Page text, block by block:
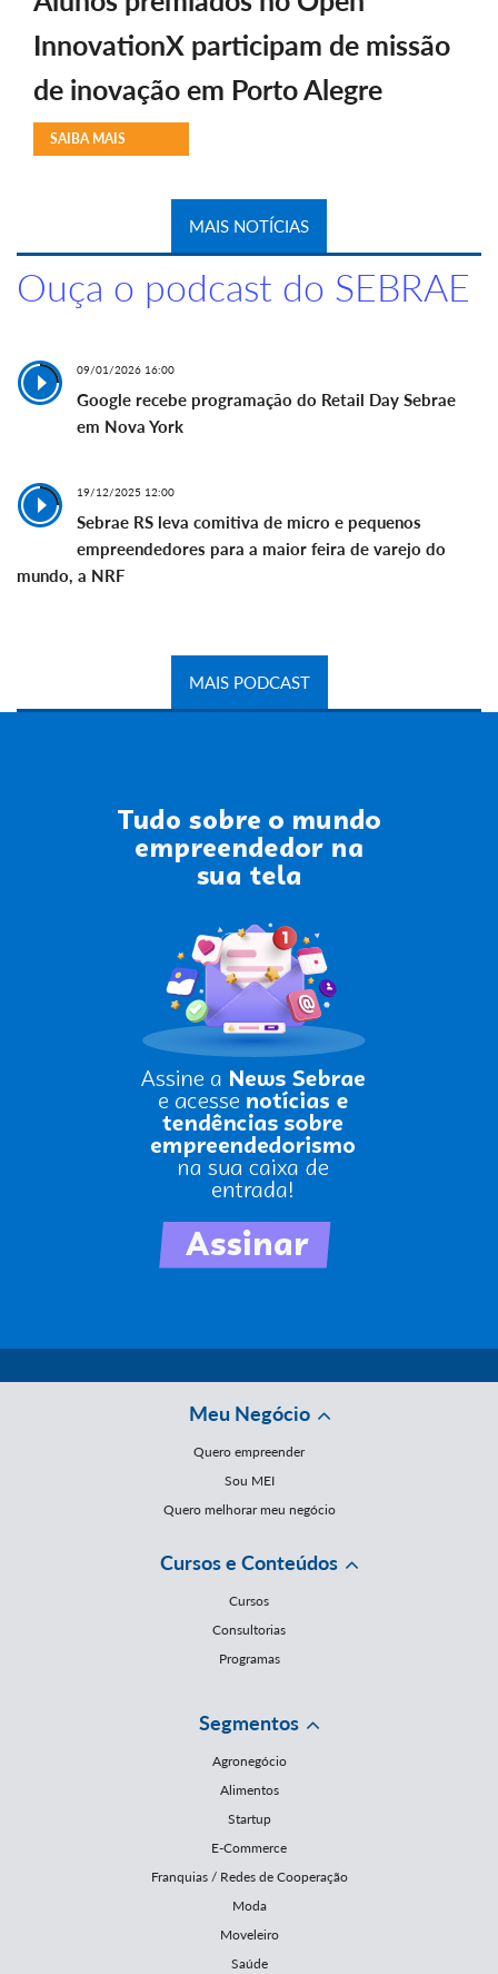
InnovationX participam de missão
de inovação em Porto Alegre
SAIBA MAIS
MAIS NOTÍCIAS
Ouça o podcast do SEBRAE
09/01/2026 16:00
Google recebe programação do Retail Day Sebrae
em Nova York
19/12/2025 12:00
Sebrae RS leva comitiva de micro e pequenos
empreendedores para a maior feira de varejo do
mundo, a NRF
MAIS PODCAST
Meu Negócio
Quero empreender
Sou MEI
Quero melhorar meu negócio
Cursos e Conteúdos
Cursos
Consultorias
Programas
Segmentos
Agronegócio
Alimentos
Startup
E-Commerce
Franquias / Redes de Cooperação
Moda
Moveleiro
Saúde